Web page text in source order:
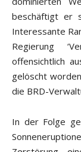
beschäftigt er
Interessante
Regierung
offensichtlich
gelöscht
die BRD-
In der Folge